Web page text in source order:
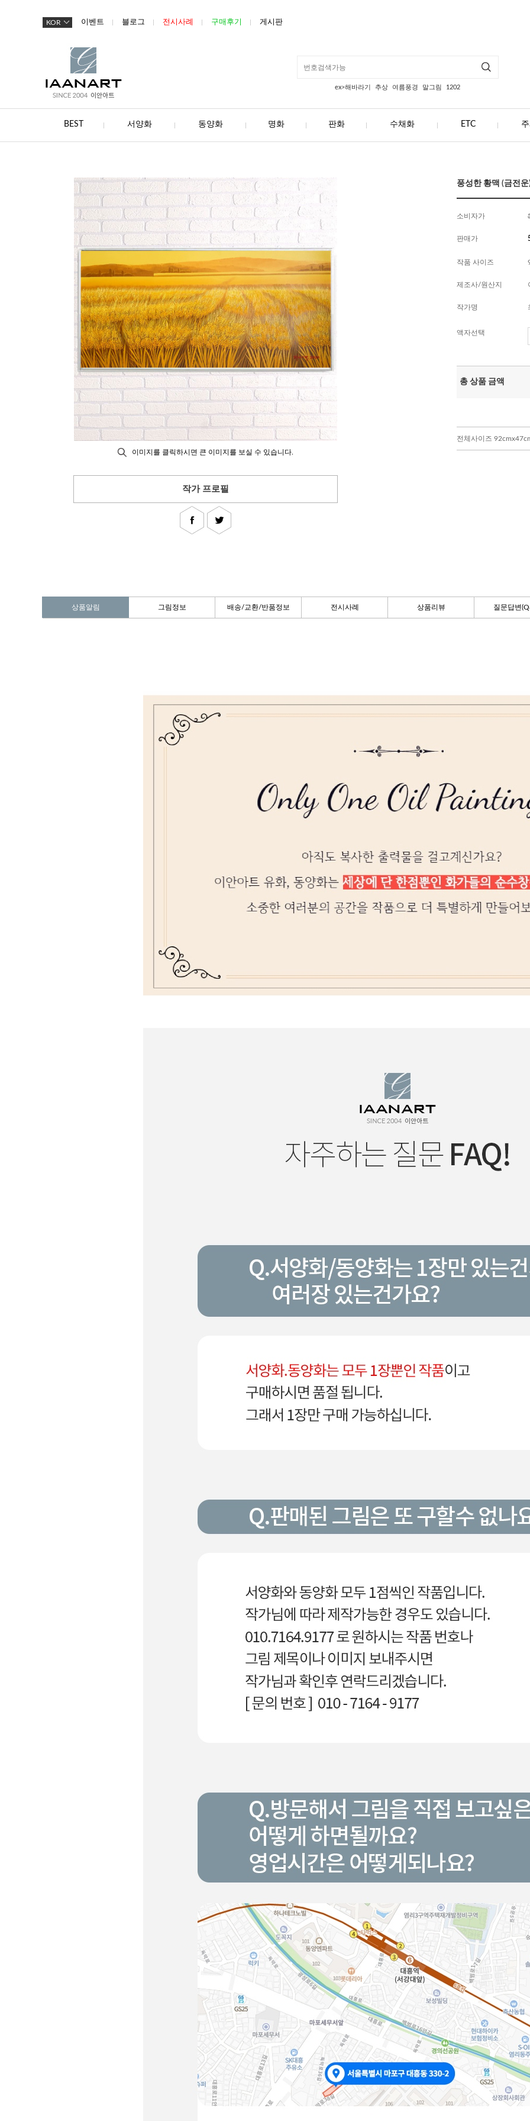
KOR 이벤트 블로그 전시사례 구매후기 게시판
ex>해바라기 추상 여름풍경 말그림 1202
BEST 서양화 동양화 명화 판화 수채화 ETC
이미지를 클릭하시면 큰 이미지를 보실 수 있습니다.
작가 프로필
풍성한 황맥 (금전
소비자가
판매가
작품 사이즈
제조사/원산지
작가명
액자선택
총 상품 금액
전체사이즈
상품알림 그림정보 배송/교환/반품정보 전시사례 상품리뷰 질문답변